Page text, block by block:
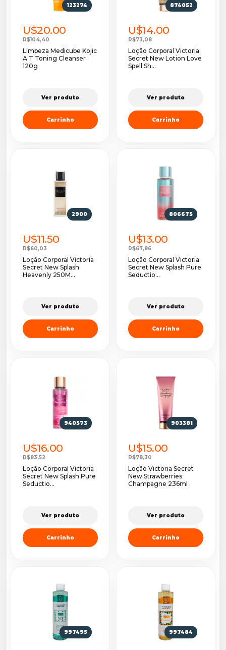
123274
U$20.00
R$104,40
Limpeza Medicube Kojic
A T Toning Cleanser
120g
Ver produto
Carrinho
874052
U$14.00
R$73,08
Loção Corporal Victoria
Secret New Lotion Love
Spell Sh...
Ver produto
Carrinho
2900
U$11.50
R$60,03
Loção Corporal Victoria
Secret New Splash
Heavenly 250M...
Ver produto
Carrinho
806675
U$13.00
R$67,86
Loção Corporal Victoria
Secret New Splash Pure
Seductio...
Ver produto
Carrinho
940573
U$16.00
R$83,52
Loção Corporal Victoria
Secret New Splash Pure
Seductio...
Ver produto
Carrinho
903381
U$15.00
R$78,30
Loção Victoria Secret
New Strawberries
Champagne 236ml
Ver produto
Carrinho
997495 997484